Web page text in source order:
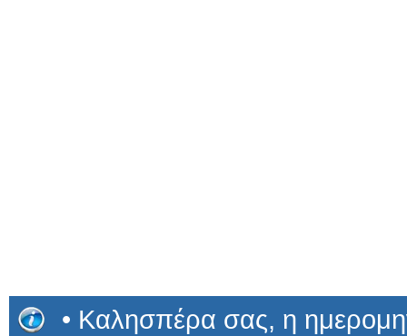
• Καλησπέρα σας, η